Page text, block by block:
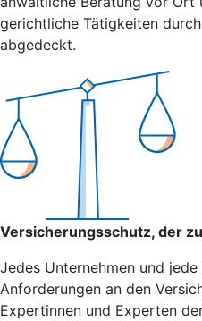
gerichtliche Tätigkeiten
abgedeckt.
Versicherungsschutz, der
Jedes Unternehmen und
Anforderungen an den
Expertinnen und Experten